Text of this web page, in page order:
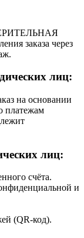
заказа через
лиц:
на основании
платежам
лиц:
счёта.
и
(QR-код).